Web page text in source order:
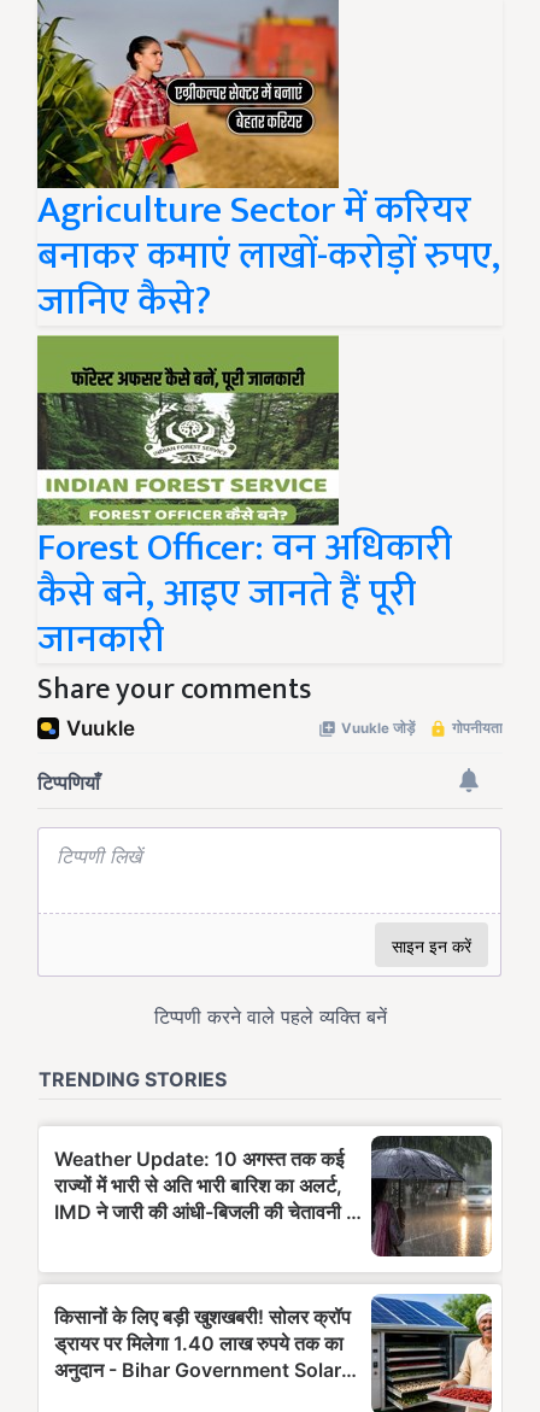
Agriculture Sector में करियर
बनाकर कमाएं लाखों-करोड़ों रुपए,
जानिए कैसे?
Forest Officer: वन अधिकारी
कैसे बने, आइए जानते हैं पूरी
जानकारी
Share your comments